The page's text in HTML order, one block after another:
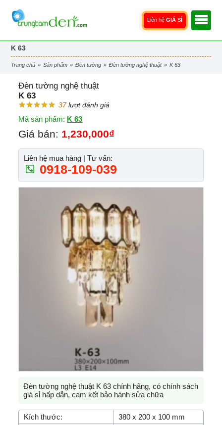
Liên hệ GIÁ SỈ
K 63
trang chủ » sản phẩm » đèn tường » đèn tường nghệ thuật » k 63
Đèn tường nghệ thuật
K 63
37lượt đánh giá
Mã sản phẩm: K 63
Giá bán: 1,230,000₫
Liên hệ mua hàng | Tư vấn:
0918-109-039
Đèn tường nghệ thuật K 63 chính hãng, có chính sách
giá sỉ hấp dẫn, cam kết bảo hành sửa chữa
Kích thước:
380 x 200 x 100 mm